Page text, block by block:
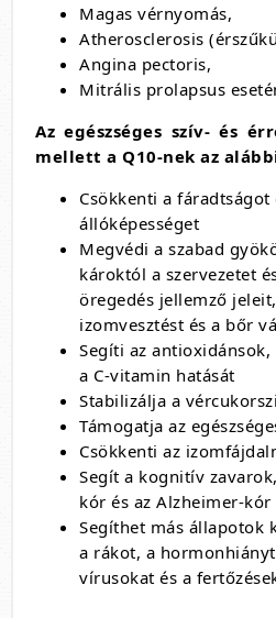
Magas vérnyomás,
Atherosclerosis
Angina pectoris,
Mitrális prolapsus
Az egészséges szív- és
mellett a Q10-nek az
Csökkenti a fáradtságot
állóképességet
Megvédi a szabad
károktól a szervezetet
öregedés jellemző
izomvesztést és a bőr
Segíti az
a C-vitamin hatását
Stabilizálja a
Támogatja az
Csökkenti az
Segít a kognitív
kór és az Alzheimer-kór
Segíthet más állapotok
a rákot, a
vírusokat és a